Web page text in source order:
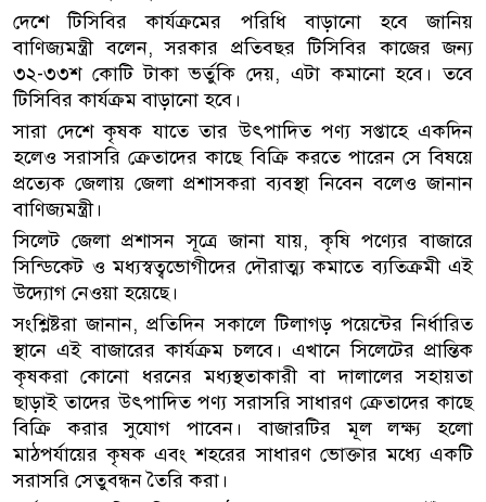
দেশে টিসিবির কার্যক্রমের পরিধি বাড়ানো হবে জানিয়
বাণিজ্যমন্ত্রী বলেন, সরকার প্রতিবছর টিসিবির কাজের জন্য
৩২-৩৩শ কোটি টাকা ভর্তুকি দেয়, এটা কমানো হবে। তবে
টিসিবির কার্যক্রম বাড়ানো হবে।
সারা দেশে কৃষক যাতে তার উৎপাদিত পণ্য সপ্তাহে একদিন
হলেও সরাসরি ক্রেতাদের কাছে বিক্রি করতে পারেন সে বিষয়ে
প্রত্যেক জেলায় জেলা প্রশাসকরা ব্যবস্থা নিবেন বলেও জানান
বাণিজ্যমন্ত্রী।
সিলেট জেলা প্রশাসন সূত্রে জানা যায়, কৃষি পণ্যের বাজারে
সিন্ডিকেট ও মধ্যস্বত্বভোগীদের দৌরাত্ম্য কমাতে ব্যতিক্রমী এই
উদ্যোগ নেওয়া হয়েছে।
সংশ্লিষ্টরা জানান, প্রতিদিন সকালে টিলাগড় পয়েন্টের নির্ধারিত
স্থানে এই বাজারের কার্যক্রম চলবে। এখানে সিলেটের প্রান্তিক
কৃষকরা কোনো ধরনের মধ্যস্থতাকারী বা দালালের সহায়তা
ছাড়াই তাদের উৎপাদিত পণ্য সরাসরি সাধারণ ক্রেতাদের কাছে
বিক্রি করার সুযোগ পাবেন। বাজারটির মূল লক্ষ্য হলো
মাঠপর্যায়ের কৃষক এবং শহরের সাধারণ ভোক্তার মধ্যে একটি
সরাসরি সেতুবন্ধন তৈরি করা।